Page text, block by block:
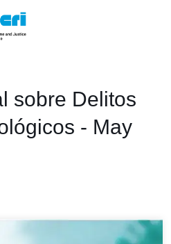
sobre Delitos
- May